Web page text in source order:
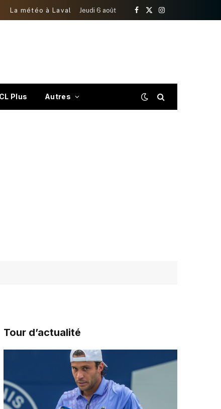
La météo à Laval Jeudi 6 août
Facebook
X
Instagram
CL Plus Autres
Tour d’actualité